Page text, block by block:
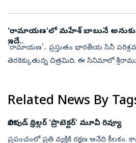
'రామాయణ'లో మహేశ్‌ బాబునే
ఇదే..
'రామాయణ'.. ప్రస్తుతం భారతీయ సినీ
తెరకెక్కుతున్న చిత్రమిది. ఈ సినిమాలో
Related News By
హాలివుడ్ థ్రిల్లర్ ‘ప్రొటెక్టర్’ మూవీ రివ్యూ
ప్రపంచంలో ప్రతి వ్యక్తికి రక్షణ అనేది